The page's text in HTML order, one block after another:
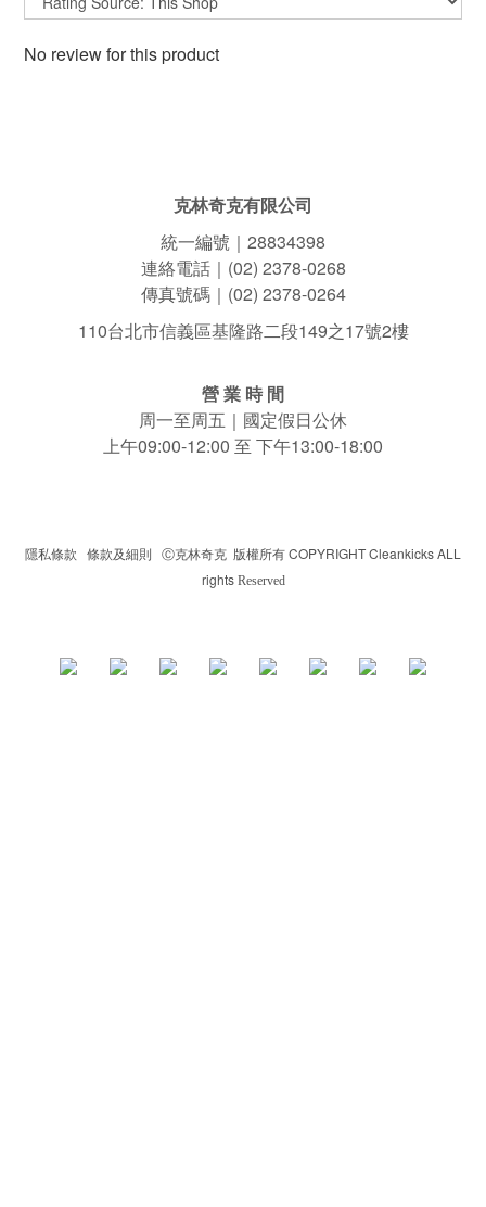
No review for this product
克林奇克有限公司
統一編號｜28834398
連絡電話｜(02) 2378-0268
傳真號碼｜(02) 2378-0264
110台北市信義區基隆路二段149之17號2樓
營 業 時 間
周一至周五｜國定假日公休
上午09:00-12:00 至 下午13:00-18:00
隱私條款 條款及細則 Ⓒ克林奇克 版權所有 COPYRIGHT Cleankicks ALL
rights Reserved